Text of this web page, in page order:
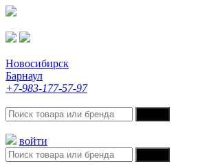
Новосибирск
Барнаул
+7-983-177-57-97
войти